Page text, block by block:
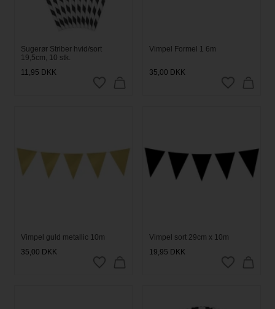
Sugerør Striber hvid/sort
19,5cm, 10 stk.
11,95 DKK
Vimpel Formel 1 6m
35,00 DKK
Vimpel guld metallic 10m
35,00 DKK
Vimpel sort 29cm x 10m
19,95 DKK